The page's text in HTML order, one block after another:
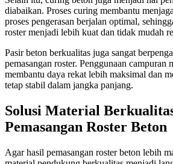
diabaikan. Proses curing membantu
proses pengerasan berjalan optimal,
roster menjadi lebih kuat dan tidak mudah
Pasir beton berkualitas juga sangat
pemasangan roster. Penggunaan campuran
membantu daya rekat lebih maksimal dan
tetap stabil dalam jangka panjang.
Solusi Material
Pemasangan Roster Beton
Agar hasil pemasangan roster beton lebih